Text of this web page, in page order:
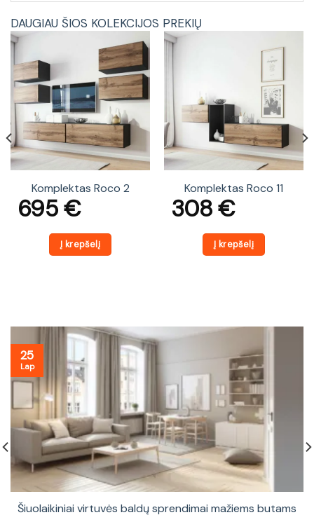
DAUGIAU ŠIOS KOLEKCIJOS PREKIŲ
Komplektas Roco 2
695€
Į krepšelį
Komplektas Roco 11
308€
Į krepšelį
Šiuolaikiniai virtuvės baldų sprendimai mažiems butams
25
Lap